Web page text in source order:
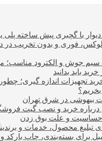
دیوار با گچبری پیش ساخته پلی
فوری و بدون تخریب در
سیم جوش و الکترود مناسب؛
باید بدانید
تجهیزات اندازه گیری؛
بخریم؟
بیهوشی در شرق تهران
درباره خرید و نصب گیت
حساسیت و علت بوق زدن
تبلیغ محصول، خدمات و
برای بسته‌بندی، چاپ